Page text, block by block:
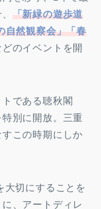
「新緑の遊歩道
自然観察会」「春
どのイベントを開
である聴秋閣
別に開放。三重
この時期にしか
大切にすることを
、アートディレ